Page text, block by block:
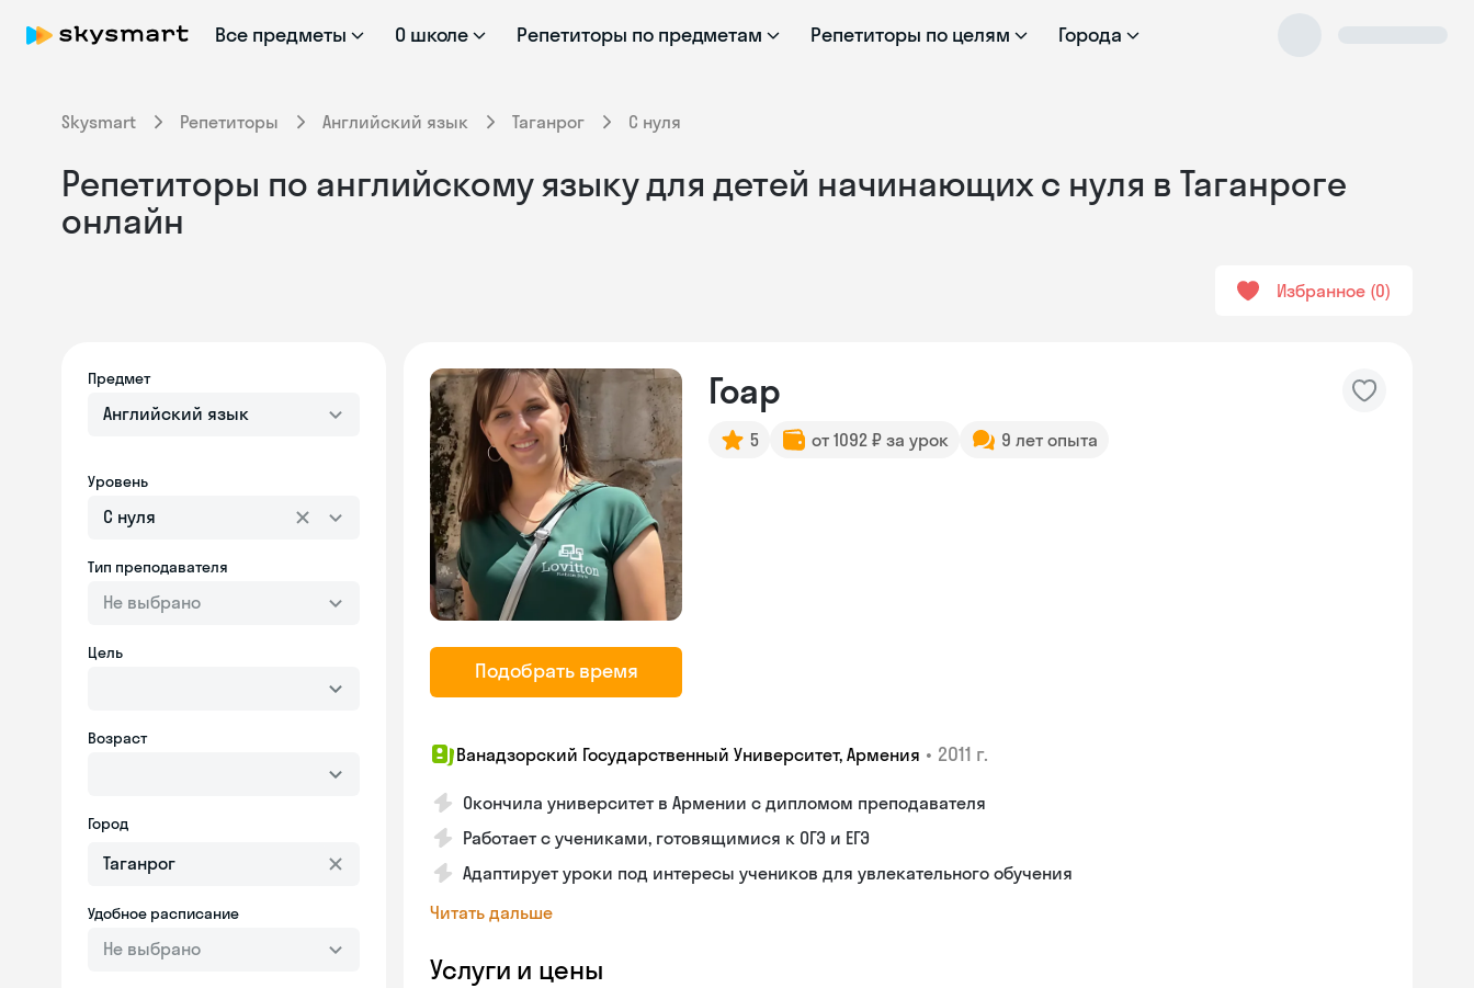
Все предметы О школе Репетиторы по предметам Репетиторы по целям Города
Skysmart Репетиторы Английский язык Таганрог С нуля
Репетиторы по английскому языку для детей начинающих с нуля в Таганроге
онлайн
Избранное 0
Предмет
Английский язык
Уровень
С нуля
Тип преподавателя
Не выбрано
Цель
Возраст
Город
Удобное расписание
Не выбрано
Подобрать время
Гоар
5 от 1092 ₽ за урок 9 лет опыта
Ванадзорский Государственный Университет, Армения • 2011 г.
Окончила университет в Армении с дипломом преподавателя
Работает с учениками, готовящимися к ОГЭ и ЕГЭ
Адаптирует уроки под интересы учеников для увлекательного обучения
Читать дальше
Услуги и цены